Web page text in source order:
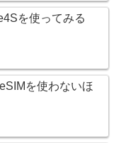
を使ってみる
を使わないほ